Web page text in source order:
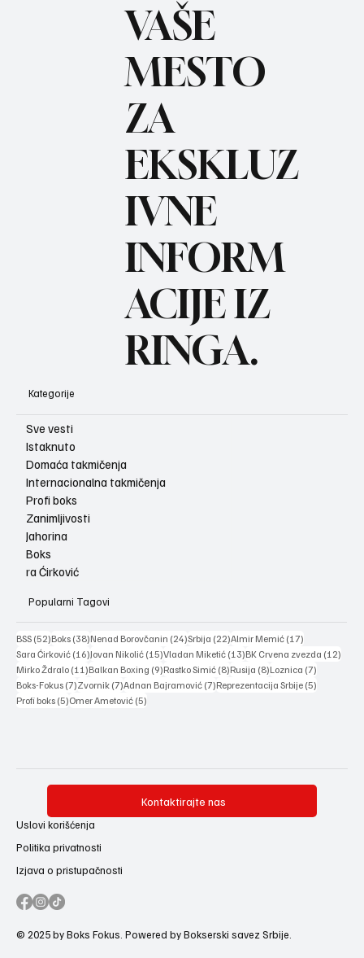
REC
VAŠE
MESTO
ZA
EKSKLUZ
IVNE
INFORM
ACIJE IZ
RINGA.
Kategorije
Sve vesti
Istaknuto
Domaća takmičenja
Internacionalna takmičenja
Profi boks
Zanimljivosti
Jahorina
Boks
ra Ćirković
Popularni Tagovi
BSS (52)52 posts
Boks (38)38 posts
Nenad Borovčanin (24)24 posts
Srbija (22)22 posts
Almir Memić (17)
Sara Ćirković (16)16 posts
Jovan Nikolić (15)15 posts
Vladan Miketić (13)13 posts
BK Crvena zvezda (12)
Mirko Ždralo (11)11 posts
Balkan Boxing (9)9 posts
Rastko Simić (8)8 posts
Rusija (8)8 posts
Loznica (7)
Boks-Fokus (7)7 posts
Zvornik (7)7 posts
Adnan Bajramović (7)7 posts
Reprezentacija Srbije (5)
Profi boks (5)5 posts
Omer Ametović (5)
Kontaktirajte nas
Uslovi korišćenja
Politika privatnosti
Izjava o pristupačnosti
© 2025 by Boks Fokus. Powered by Bokserski savez Srbije.